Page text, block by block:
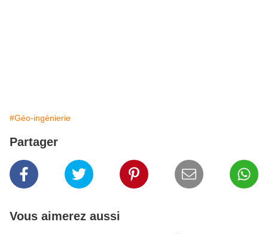
#Géo-ingénierie
Partager
Vous aimerez aussi